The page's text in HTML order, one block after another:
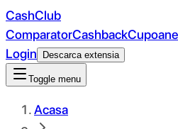
CashClub
ComparatorCashback
Login
Descarca extensia
Toggle menu
Acasa